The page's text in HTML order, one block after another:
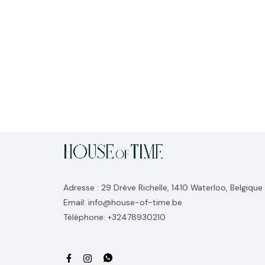
Adresse : 29 Drève Richelle, 1410 Waterloo, Belgique
Email: info@house-of-time.be
Téléphone: +32478930210